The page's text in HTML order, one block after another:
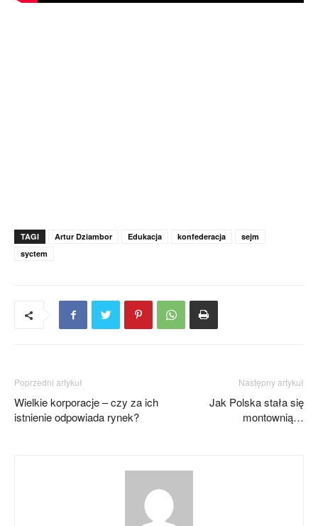
TAGI Artur Dziambor Edukacja konfederacja
sejm
syctem
Poprzedni artykuł
Wielkie korporacje – czy za ich
istnienie odpowiada rynek?
Następny artykuł
Jak Polska stała się
montownią…